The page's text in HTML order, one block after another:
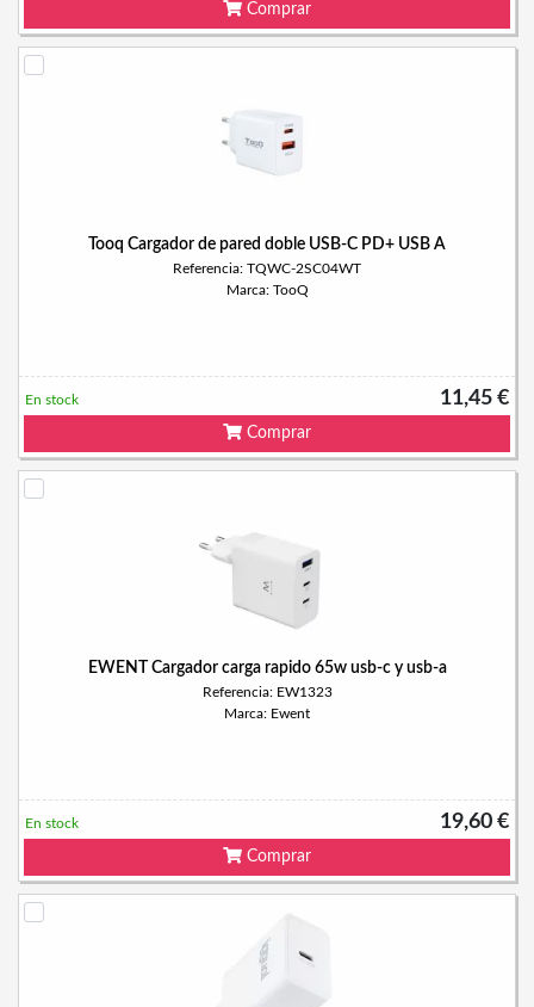
Comprar
Tooq Cargador de pared doble USB-C PD+ USB A
Referencia: TQWC-2SC04WT
Marca: TooQ
11,45 €
En stock
Comprar
EWENT Cargador carga rapido 65w usb-c y usb-a
Referencia: EW1323
Marca: Ewent
19,60 €
En stock
Comprar